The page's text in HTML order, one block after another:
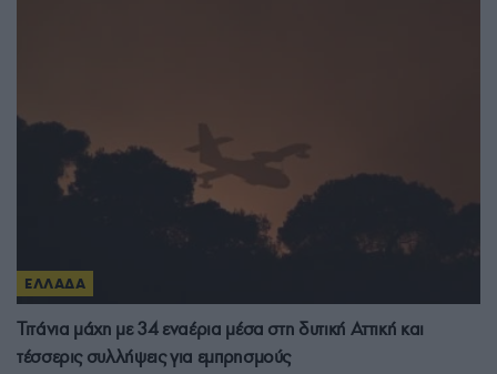
ΕΛΛΑΔΑ
Τιτάνια μάχη με 34 εναέρια μέσα στη δυτική Αττική και
τέσσερις συλλήψεις για εμπρησμούς